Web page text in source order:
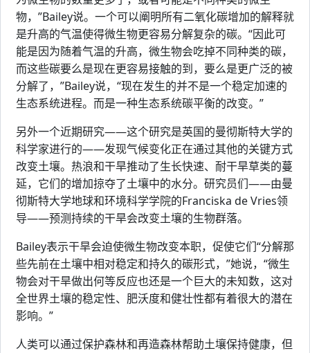
物，”Bailey说。一个可以阐明所有二氧化碳增加的解释就
是升高的气温使得微生物更容易分解复杂的碳。“因此可
能是因为随着气温的升高，微生物会吃掉不同种类的碳，
而这些碳要么是现在更容易接触的到，要么是更广泛的被
分解了，”Bailey说，“现在发生的并不是一个稳定加速的
生态系统进程。而是一种生态系统碳平衡的改变。”
另外一个近期研究——这个研究是英国的曼彻斯特大学的
科学家进行的——发现气候变化正在通过其他的关键方式
改变土壤。热浪和干旱推动了生长快速、耐干旱草类的蔓
延，它们的增加掠夺了土壤中的水分。研究员们——由曼
彻斯特大学地球和环境科学学院的Franciska de Vries领
导——预测持续的干旱会改变土壤的生物群落。
Bailey表示干旱会迫使微生物改变本职，促使它们“分解那
些先前在土壤中相对稳定和持久的碳形式，”她说，“微生
物会对干旱做出何等反应也还是一个巨大的未知数，这对
全世界土壤的稳定性、肥沃度和健壮性都有着很大的潜在
影响。”
人类可以通过保护森林和再造森林帮助土壤保持健康，但